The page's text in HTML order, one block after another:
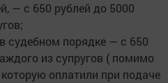
— с 650 рублей до 5000
судебном порядке — с 650
из супругов ( помимо
оплатили при подаче